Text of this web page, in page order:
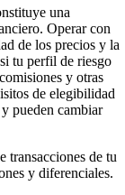
una
Operar con
de los precios y la
tu perfil de riesgo
y otras
de elegibilidad
pueden cambiar
transacciones de tu
y diferenciales.